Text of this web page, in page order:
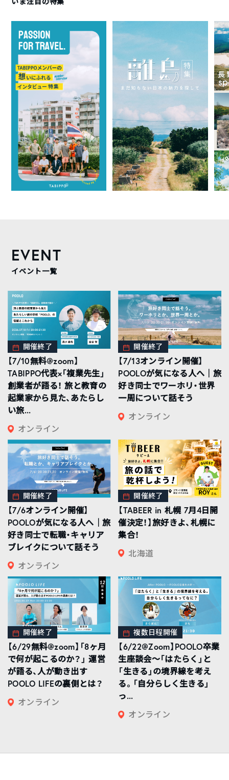
EVENT
イベント一覧
開催終了
【7/10無料@zoom】
TABIPPO代表×「複業先生」
創業者が語る！ 旅と教育の
起業家から見た、あたらし
い旅...
オンライン
開催終了
【7/13オンライン開催】
POOLOが気になる人へ｜旅
好き同士でワーホリ・世界
一周について話そう
オンライン
開催終了
【7/6オンライン開催】
POOLOが気になる人へ｜旅
好き同士で転職・キャリア
ブレイクについて話そう
オンライン
開催終了
【TABEER in 札幌 7月4日開
催決定！】旅好きよ、札幌に
集合！
北海道
開催終了
【6/29無料@zoom】「8ヶ月
で何が起こるのか？」 運営
が語る、人が動き出す
POOLO LIFEの裏側とは？
オンライン
複数日程開催
【6/22@Zoom】POOLO卒業
生座談会〜「はたらく」と
「生きる」の境界線を考え
る。「自分らしく生きる」
っ...
オンライン